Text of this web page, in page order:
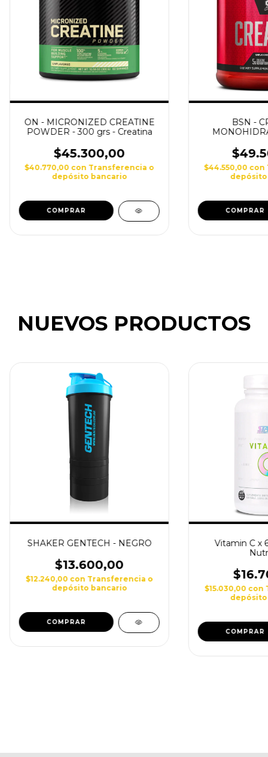
ON - MICRONIZED CREATINE
POWDER - 300 grs - Creatina
$45.300,00
$40.770,00 con Transferencia o
depósito bancario
BSN -
$44.550,00 con
NUEVOS PRODUCTOS
SHAKER GENTECH - NEGRO
$13.600,00
$12.240,00 con Transferencia o
depósito bancario
COMPRAR
Vitamin C x
$15.030,00 con